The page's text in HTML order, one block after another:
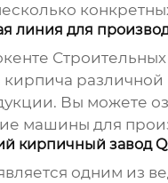
линия для
кирпича
Вы можете
машины для
кирпичный завод
одним из